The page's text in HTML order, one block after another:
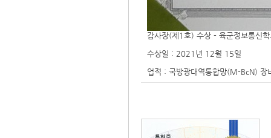
감사장(제1호) 수상 - 육군정보통신
수상일 : 2021년 12월 15일
업적 : 국방광대역통합망(M-BcN) 장